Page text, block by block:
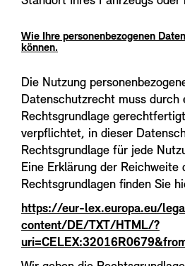
Wie Ihre personenbezogenen
können.
Die Nutzung
Datenschutzrecht muss durch
Rechtsgrundlage
verpflichtet, in dieser
Rechtsgrundlage für jede
Eine Erklärung der Reichweite
Rechtsgrundlagen finden Sie
https://eur-lex.europa.eu/
content/DE/TXT/HTML/?